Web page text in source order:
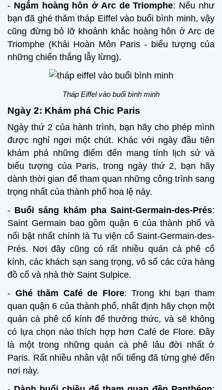
- Ngắm hoàng hôn ở Arc de Triomphe: Nếu như
bạn đã ghé thăm tháp Eiffel vào buổi bình minh, vậy
cũng đừng bỏ lỡ khoảnh khắc hoàng hôn ở Arc de
Triomphe (Khải Hoàn Môn Paris - biểu tượng của
những chiến thắng lẫy lừng).
Tháp Eiffel vào buổi bình minh
Ngày 2: Khám phá Chic Paris
Ngày thứ 2 của hành trình, bạn hãy cho phép mình
được nghỉ ngơi một chút. Khác với ngày đầu tiên
khám phá những điểm đến mang tính lịch sử và
biểu tượng của Paris, trong ngày thứ 2, bạn hãy
dành thời gian để tham quan những công trình sang
trọng nhất của thành phố hoa lệ này.
- Buổi sáng khám pha Saint-Germain-des-Prés:
Saint Germain bao gồm quận 6 của thành phố và
nổi bật nhất chính là Tu viện cổ Saint-Germain-des-
Prés. Nơi đây cũng có rất nhiều quán cà phê cổ
kính, các khách sạn sang trọng, vô số các cửa hàng
đồ cổ và nhà thờ Saint Sulpice.
- Ghé thăm Café de Flore: Trong khi bạn tham
quan quận 6 của thành phố, nhất định hãy chọn một
quán cà phê cổ kính để thưởng thức, và sẽ không
có lựa chọn nào thích hợp hơn Café de Flore. Đây
là một trong những quán cà phê lâu đời nhất ở
Paris. Rất nhiều nhân vật nổi tiếng đã từng ghé đến
nơi này.